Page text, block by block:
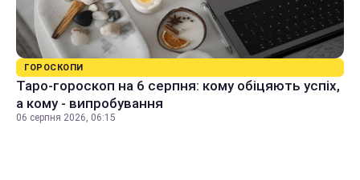
ГОРОСКОПИ
Таро-гороскоп на 6 серпня: кому обіцяють успіх,
а кому - випробування
06 серпня 2026, 06:15